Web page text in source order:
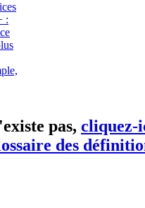
:
pas, cliquez-
des